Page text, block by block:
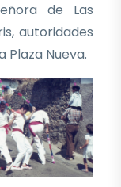
de Las
autoridades
Plaza Nueva.